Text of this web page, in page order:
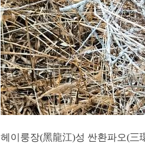
헤이룽장(黑龍江)성 싼환파오(三